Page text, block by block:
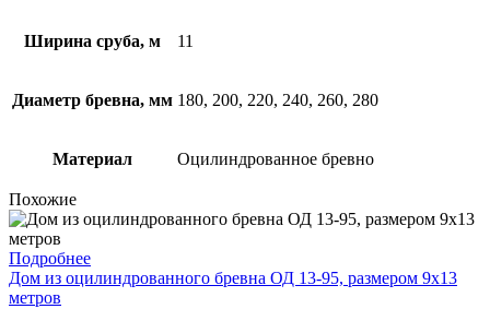
Ширина сруба, м 11
Диаметр бревна, мм 180, 200, 220, 240, 260, 280
Материал Оцилиндрованное бревно
Похожие
Подробнее
Дом из оцилиндрованного бревна ОД 13-95, размером 9х13
метров